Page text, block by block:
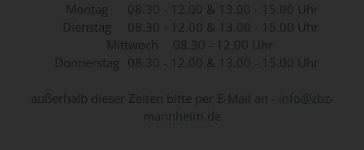
Montag
08.30 - 12.00 & 13.00 - 15.00 Uhr
Dienstag
08.30 - 12.00 & 13.00 - 15.00 Uhr
Mittwoch
08.30 - 12.00 Uhr
Donnerstag
08.30 - 12.00 & 13.00 - 15.00 Uhr
außerhalb dieser Zeiten bitte per E-Mail an - info@zbz-
mannheim.de